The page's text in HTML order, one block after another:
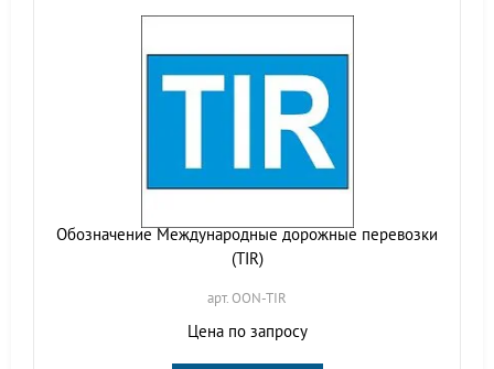
Обозначение Международные дорожные перевозки
(TIR)
арт. OON-TIR
Цена по запросу